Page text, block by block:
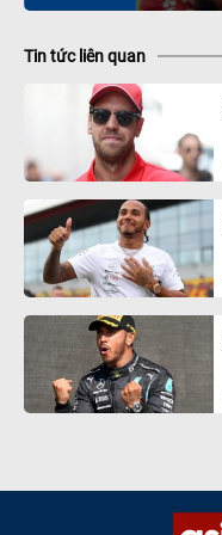
Tin tức liên quan